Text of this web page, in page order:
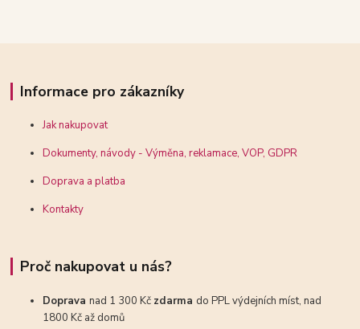
Informace pro zákazníky
Jak nakupovat
Dokumenty, návody - Výměna, reklamace, VOP, GDPR
Doprava a platba
Kontakty
Proč nakupovat u nás?
Dopravanad 1 300 Kč zdarma do PPL výdejních míst, nad
1800 Kč až domů